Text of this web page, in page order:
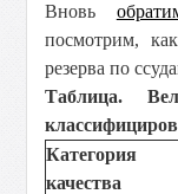
Вновь
посмотрим,
резерва по
Таблица.
Категория
качества